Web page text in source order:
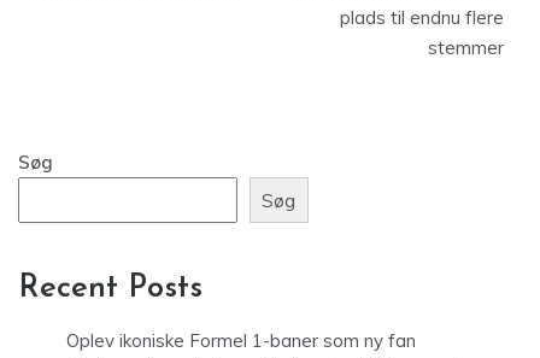
plads til endnu flere
stemmer
Søg
Søg
Recent Posts
Oplev ikoniske Formel 1-baner som ny fan